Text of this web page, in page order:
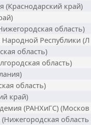
(Краснодарский край)
область)
Народной Республики (Л
область)
область)
область)
край)
(РАНХиГС) (Москов
область